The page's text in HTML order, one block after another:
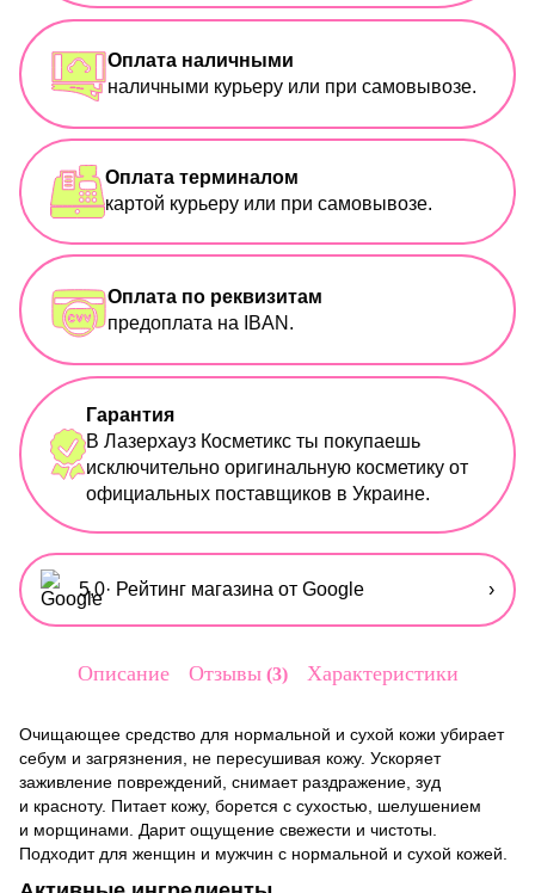
Оплата наличными
наличными курьеру или при самовывозе.
Оплата терминалом
картой курьеру или при самовывозе.
Оплата по реквизитам
предоплата на IBAN.
Гарантия
В Лазерхауз Косметикс ты покупаешь
исключительно оригинальную косметику от
официальных поставщиков в Украине.
5,0· Рейтинг магазина от Google ›
Описание Отзывы 3 Характеристики
Очищающее средство для нормальной и сухой кожи убирает
себум и загрязнения, не пересушивая кожу. Ускоряет
заживление повреждений, снимает раздражение, зуд
и красноту. Питает кожу, борется с сухостью, шелушением
и морщинами. Дарит ощущение свежести и чистоты.
Подходит для женщин и мужчин с нормальной и сухой кожей.